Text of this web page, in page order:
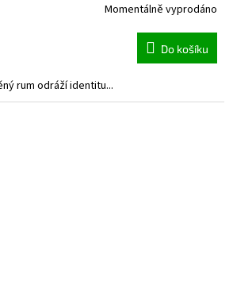
Momentálně vyprodáno
Do košíku
rum odráží identitu...